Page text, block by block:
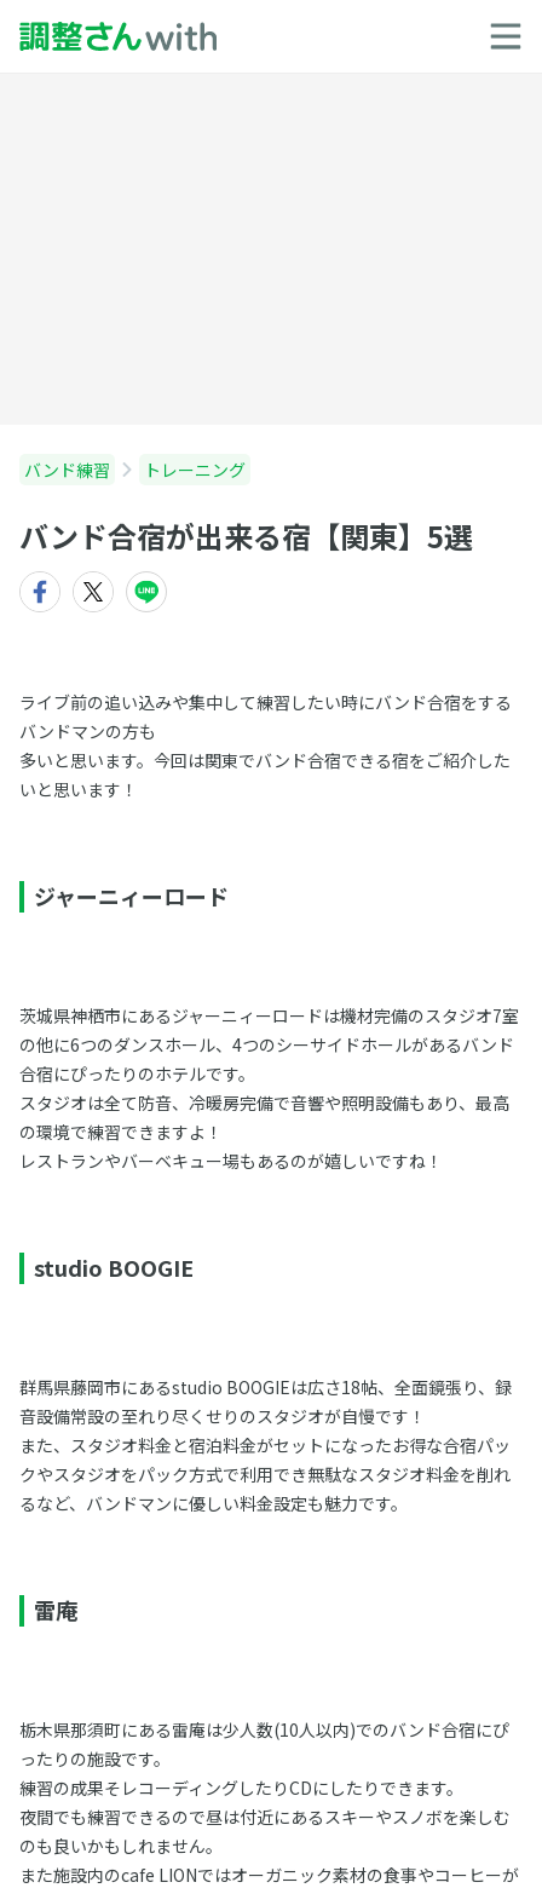
バンド練習 トレーニング
バンド合宿が出来る宿【関東】5選
ライブ前の追い込みや集中して練習したい時にバンド合宿をする
バンドマンの方も
多いと思います。今回は関東でバンド合宿できる宿をご紹介した
いと思います！
ジャーニィーロード
茨城県神栖市にあるジャーニィーロードは機材完備のスタジオ7室
の他に6つのダンスホール、4つのシーサイドホールがあるバンド
合宿にぴったりのホテルです。
スタジオは全て防音、冷暖房完備で音響や照明設備もあり、最高
の環境で練習できますよ！
レストランやバーベキュー場もあるのが嬉しいですね！
studio BOOGIE
群馬県藤岡市にあるstudio BOOGIEは広さ18帖、全面鏡張り、録
音設備常設の至れり尽くせりのスタジオが自慢です！
また、スタジオ料金と宿泊料金がセットになったお得な合宿パッ
クやスタジオをパック方式で利用でき無駄なスタジオ料金を削れ
るなど、バンドマンに優しい料金設定も魅力です。
雷庵
栃木県那須町にある雷庵は少人数(10人以内)でのバンド合宿にぴ
ったりの施設です。
練習の成果そレコーディングしたりCDにしたりできます。
夜間でも練習できるので昼は付近にあるスキーやスノボを楽しむ
のも良いかもしれません。
また施設内のcafe LIONではオーガニック素材の食事やコーヒーが